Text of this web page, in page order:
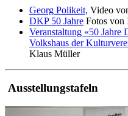
Georg Polikeit, Video
DKP 50 Jahre Fotos von
Veranstaltung «50
Volkshaus der
Klaus Müller
Ausstellungstafeln